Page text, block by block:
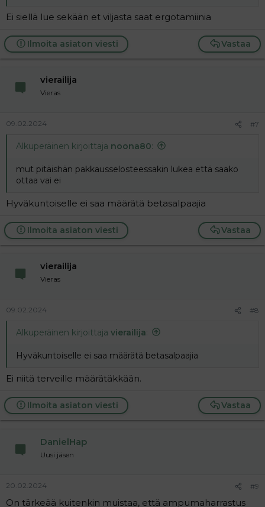
Ei siellä lue sekään et viljasta saat ergotamiinia
Vastaa
Ilmoita asiaton viesti
vierailija
Vieras
09.02.2024 #7
Alkuperäinen kirjoittaja noona80:
mut pitäishän pakkausselosteessakin lukea että saako
ottaa vai ei
Hyväkuntoiselle ei saa määrätä betasalpaajia
Vastaa
Ilmoita asiaton viesti
vierailija
Vieras
09.02.2024 #8
Alkuperäinen kirjoittaja vierailija:
Hyväkuntoiselle ei saa määrätä betasalpaajia
Ei niitä terveille määrätäkkään.
Vastaa
Ilmoita asiaton viesti
DanielHap
Uusi jäsen
20.02.2024 #9
On tärkeää kuitenkin muistaa, että ampumaharrastus